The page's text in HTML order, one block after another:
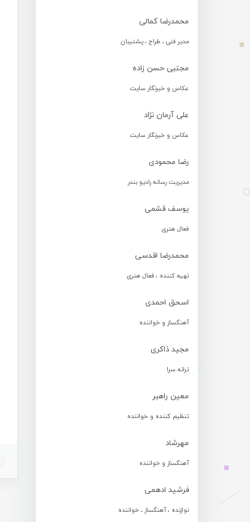
محمدرضا کمالی
مدیر فنی ، طراح ، پشتیبان
مجتبی حسن زاده
عکاس و خبرنگار سایت
علی آرمان نژاد
عکاس و خبرنگار سایت
رضا محمودی
مدیریت رسانه رادیو بندر
یوسف قشمی
فعال هنری
محمدرضا اقدسی
تهیه کننده ، فعال هنری
اسحق احمدی
آهنگساز و خواننده
مجید ذاکری
ترانه سرا
معین راهبر
تنظیم کننده و خواننده
مهرشاد
آهنگساز و خواننده
فرشید ادهمی
نوازنده ، آهنگساز ، خواننده